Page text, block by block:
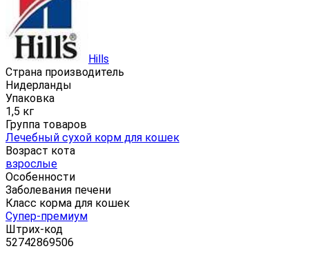
Hills
Страна производитель
Нидерланды
Упаковка
1,5 кг
Группа товаров
Лечебный сухой корм для кошек
Возраст кота
взрослые
Особенности
Заболевания печени
Класс корма для кошек
Супер-премиум
Штрих-код
52742869506